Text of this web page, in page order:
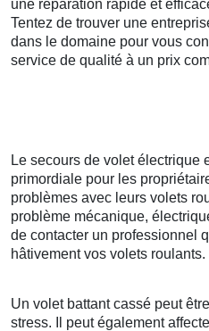
une réparation rapide et
Tentez de trouver une
dans le domaine pour vous
service de qualité à un prix
Le secours de volet électrique
primordiale pour les
problèmes avec leurs volets
problème mécanique,
de contacter un professionnel
hâtivement vos volets roulants.
Un volet battant cassé peut
stress. Il peut également